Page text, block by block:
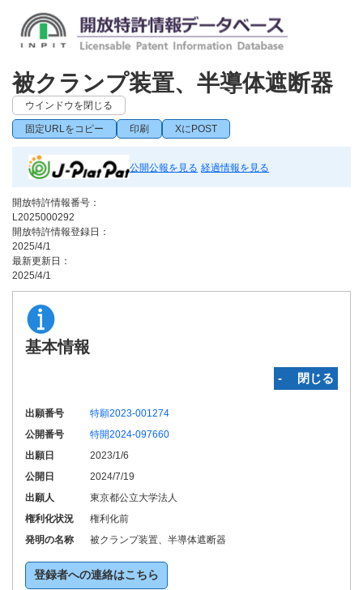
被クランプ装置、半導体遮断器
ウインドウを閉じる
固定URLをコピー 印刷 XにPOST
公開公報を見る 経過情報を見る
開放特許情報番号：
L2025000292
開放特許情報登録日：
2025/4/1
最新更新日：
2025/4/1
基本情報
‐ 閉じる
出願番号
特願2023-001274
公開番号
特開2024-097660
出願日
2023/1/6
公開日
2024/7/19
出願人
東京都公立大学法人
権利化状況
権利化前
発明の名称
被クランプ装置、半導体遮断器
登録者への連絡はこちら